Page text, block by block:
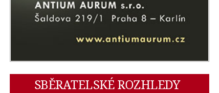
SBĚRATELSKÉ ROZHLEDY